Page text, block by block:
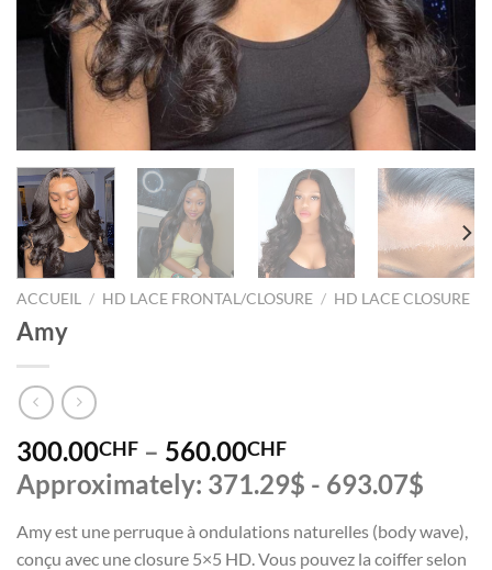
ACCUEIL / HD LACE FRONTAL/CLOSURE / HD LACE CLOSURE
Amy
300.00CHF – 560.00CHF
Approximately: 371.29$ - 693.07$
Amy est une perruque à ondulations naturelles (body wave),
conçu avec une closure 5×5 HD. Vous pouvez la coiffer selon